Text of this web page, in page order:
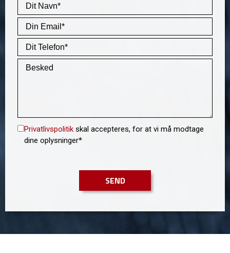
Privatlivspolitik skal accepteres, for at vi må modtage
dine oplysninger*